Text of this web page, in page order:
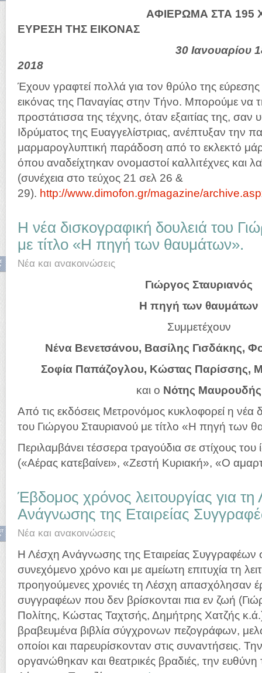
ΑΦΙΕΡΩΜΑ ΣΤΑ 195
ΕΥΡΕΣΗ ΤΗΣ ΕΙΚΟΝΑΣ
30 Ιανουαρίου
2018
Έχουν γραφτεί πολλά για τον θρύλο της
εικόνας της Παναγίας στην Τήνο. Μπορούμε να
προστάτισσα της τέχνης, όταν εξαιτίας της, σαν
Ιδρύματος της Ευαγγελίστριας, ανέπτυξαν την
μαρμαρογλυπτική παράδοση από το εκλεκτό
όπου αναδείχτηκαν ονομαστοί καλλιτέχνες και
(συνέχεια στο τεύχος 21 σελ 26 &
29). http://www.dimofon.gr/magazine/
H νέα δισκογραφική δουλειά του
με τίτλο «Η πηγή των θαυμάτων».
Νέα και ανακοινώσεις
Γιώργος Σταυριανός
Η πηγή των θαυμάτων
Συμμετέχουν
Νένα Βενετσάνου, Βασίλης Γισδάκης,
Σοφία Παπάζογλου, Κώστας Παρίσσης,
και ο Νότης Μαυρουδής
Από τις εκδόσεις Μετρονόμος κυκλοφορεί η νέα
του Γιώργου Σταυριανού με τίτλο «Η πηγή των
Περιλαμβάνει τέσσερα τραγούδια σε στίχους του
(«Αέρας κατεβαίνει», «Ζεστή Κυριακή», «Ο
Έβδομος χρόνος λειτουργίας για τη
Ανάγνωσης της Εταιρείας
Νέα και ανακοινώσεις
Η Λέσχη Ανάγνωσης της Εταιρείας Συγγραφέων
συνεχόμενο χρόνο και με αμείωτη επιτυχία τη
προηγούμενες χρονιές τη Λέσχη απασχόλησαν
συγγραφέων που δεν βρίσκονται πια εν ζωή
Πολίτης, Κώστας Ταχτσής, Δημήτρης Χατζής
βραβευμένα βιβλία σύγχρονων πεζογράφων,
οποίοι και παρευρίσκονταν στις συναντήσεις.
οργανώθηκαν και θεατρικές βραδιές, την